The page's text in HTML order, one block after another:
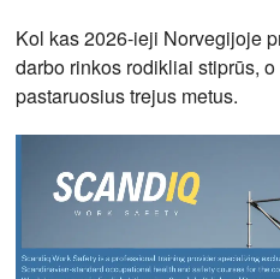
Kol kas 2026-ieji Norvegijoje
darbo rinkos rodikliai stiprūs,
pastaruosius trejus metus.